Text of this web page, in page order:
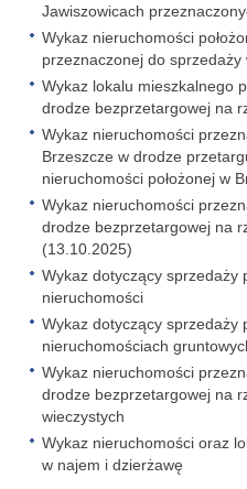
Jawiszowicach
Wykaz nieruchomości
przeznaczonej do
Wykaz lokalu mieszkalnego
drodze bezprzetargowej na
Wykaz nieruchomości
Brzeszcze w drodze
nieruchomości położonej w
Wykaz nieruchomości
drodze bezprzetargowej na
(13.10.2025)
Wykaz dotyczący sprzedaży
nieruchomości
Wykaz dotyczący sprzedaży
nieruchomościach
Wykaz nieruchomości
drodze bezprzetargowej na
wieczystych
Wykaz nieruchomości oraz
w najem i dzierżawę